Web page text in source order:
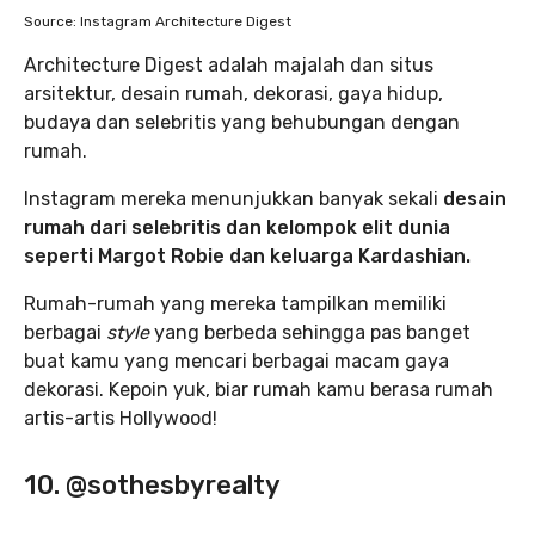
Source: Instagram Architecture Digest
Architecture Digest adalah majalah dan situs
arsitektur, desain rumah, dekorasi, gaya hidup,
budaya dan selebritis yang behubungan dengan
rumah.
Instagram mereka menunjukkan banyak sekali desain
rumah dari selebritis dan kelompok elit dunia
seperti Margot Robie dan keluarga Kardashian.
Rumah-rumah yang mereka tampilkan memiliki
berbagai styleyang berbeda sehingga pas banget
buat kamu yang mencari berbagai macam gaya
dekorasi. Kepoin yuk, biar rumah kamu berasa rumah
artis-artis Hollywood!
10. @sothesbyrealty